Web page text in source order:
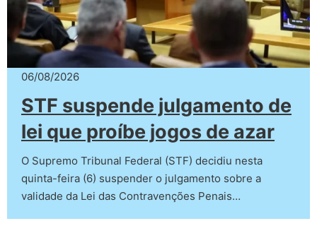
06/08/2026
STF suspende julgamento de
lei que proíbe jogos de azar
O Supremo Tribunal Federal (STF) decidiu nesta
quinta-feira (6) suspender o julgamento sobre a
validade da Lei das Contravenções Penais…